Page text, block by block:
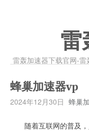
雷
雷轰加速器下载官网-
蜂巢加速器vp
2024年12月30日 蜂巢
随着互联网的普及，